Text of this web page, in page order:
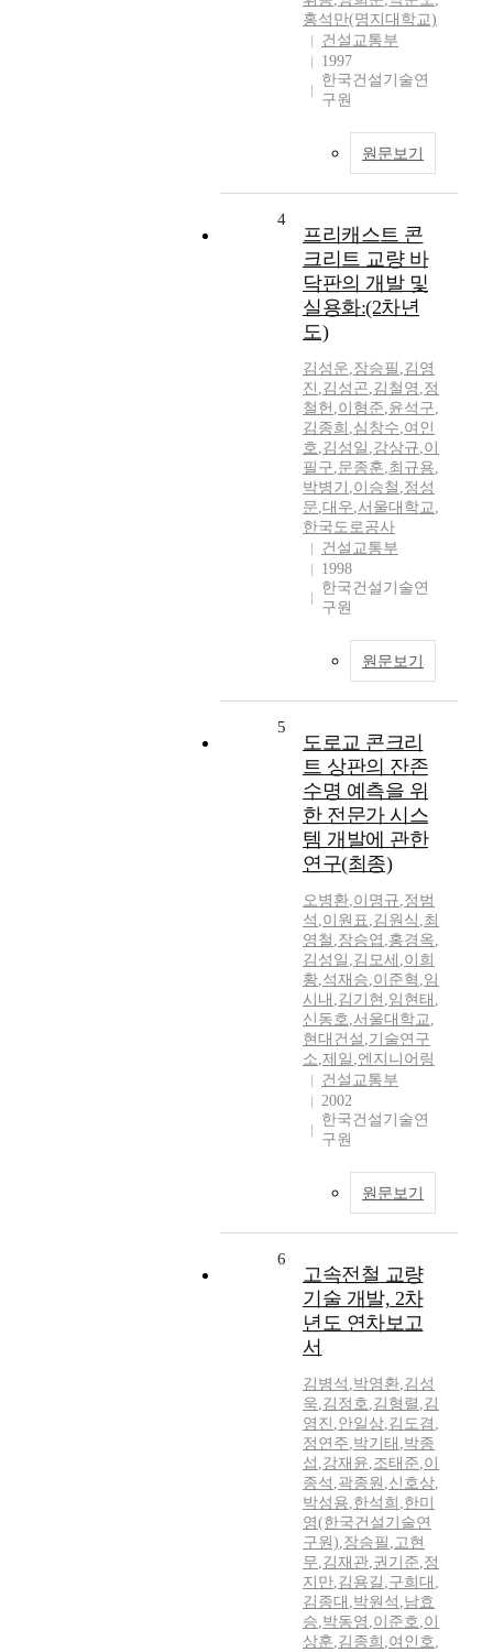
홍석만(명지대학교)
건설교통부
1997
한국건설기술연
구원
원문보기
4
프리캐스트 콘
크리트 교량 바
닥판의 개발 및
실용화:(2차년
도)
김성운,장승필 ,김영
진 ,김성곤,김철영 ,정
철헌 ,이형준,윤석구,
김종희 ,심창수,여인
호,김성일 ,강상규,이
필구,문종훈,최규용,
박병기 ,이승철 ,정성
문,대우,서울대학교,
한국도로공사
건설교통부
1998
한국건설기술연
구원
원문보기
5
도로교 콘크리
트 상판의 잔존
수명 예측을 위
한 전문가 시스
템 개발에 관한
연구(최종)
오병환,이명규,정범
석 ,이원표,김원식 ,최
영철 ,장승엽 ,홍경옥,
김성일 ,김모세 ,이희
황,석재승,이준혁 ,임
시내 ,김기현 ,임현태 ,
신동호,서울대학교,
현대건설 ,기술연구
소,제일 ,엔지니어링
건설교통부
2002
한국건설기술연
구원
원문보기
6
고속전철 교량
기술 개발, 2차
년도 연차보고
서
김병석 ,박영환,김성
욱,김정호,김형렬 ,김
영진 ,안일상,김도겸 ,
정연주,박기태 ,박종
섭 ,강재윤,조태준,이
종석 ,곽종원 ,신호상,
박성용,한석희 ,한미
영(한국건설기술연
구원),장승필 ,고현
무,김재관,권기준,정
지만,김용길 ,구희대 ,
김종대 ,박원석 ,남효
승,박동영 ,이준호,이
상훈,김종희 ,여인호,